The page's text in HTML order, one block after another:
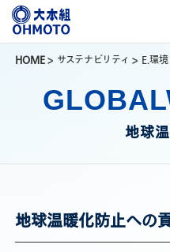
HOME > サステナビリティ > E.環境
地球
地球温暖化防止への